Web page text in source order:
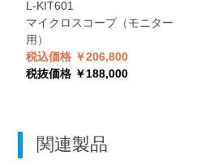
L-KIT601
マイクロスコープ（モニター
用）
税込価格 ￥206,800
税抜価格 ￥188,000
関連製品